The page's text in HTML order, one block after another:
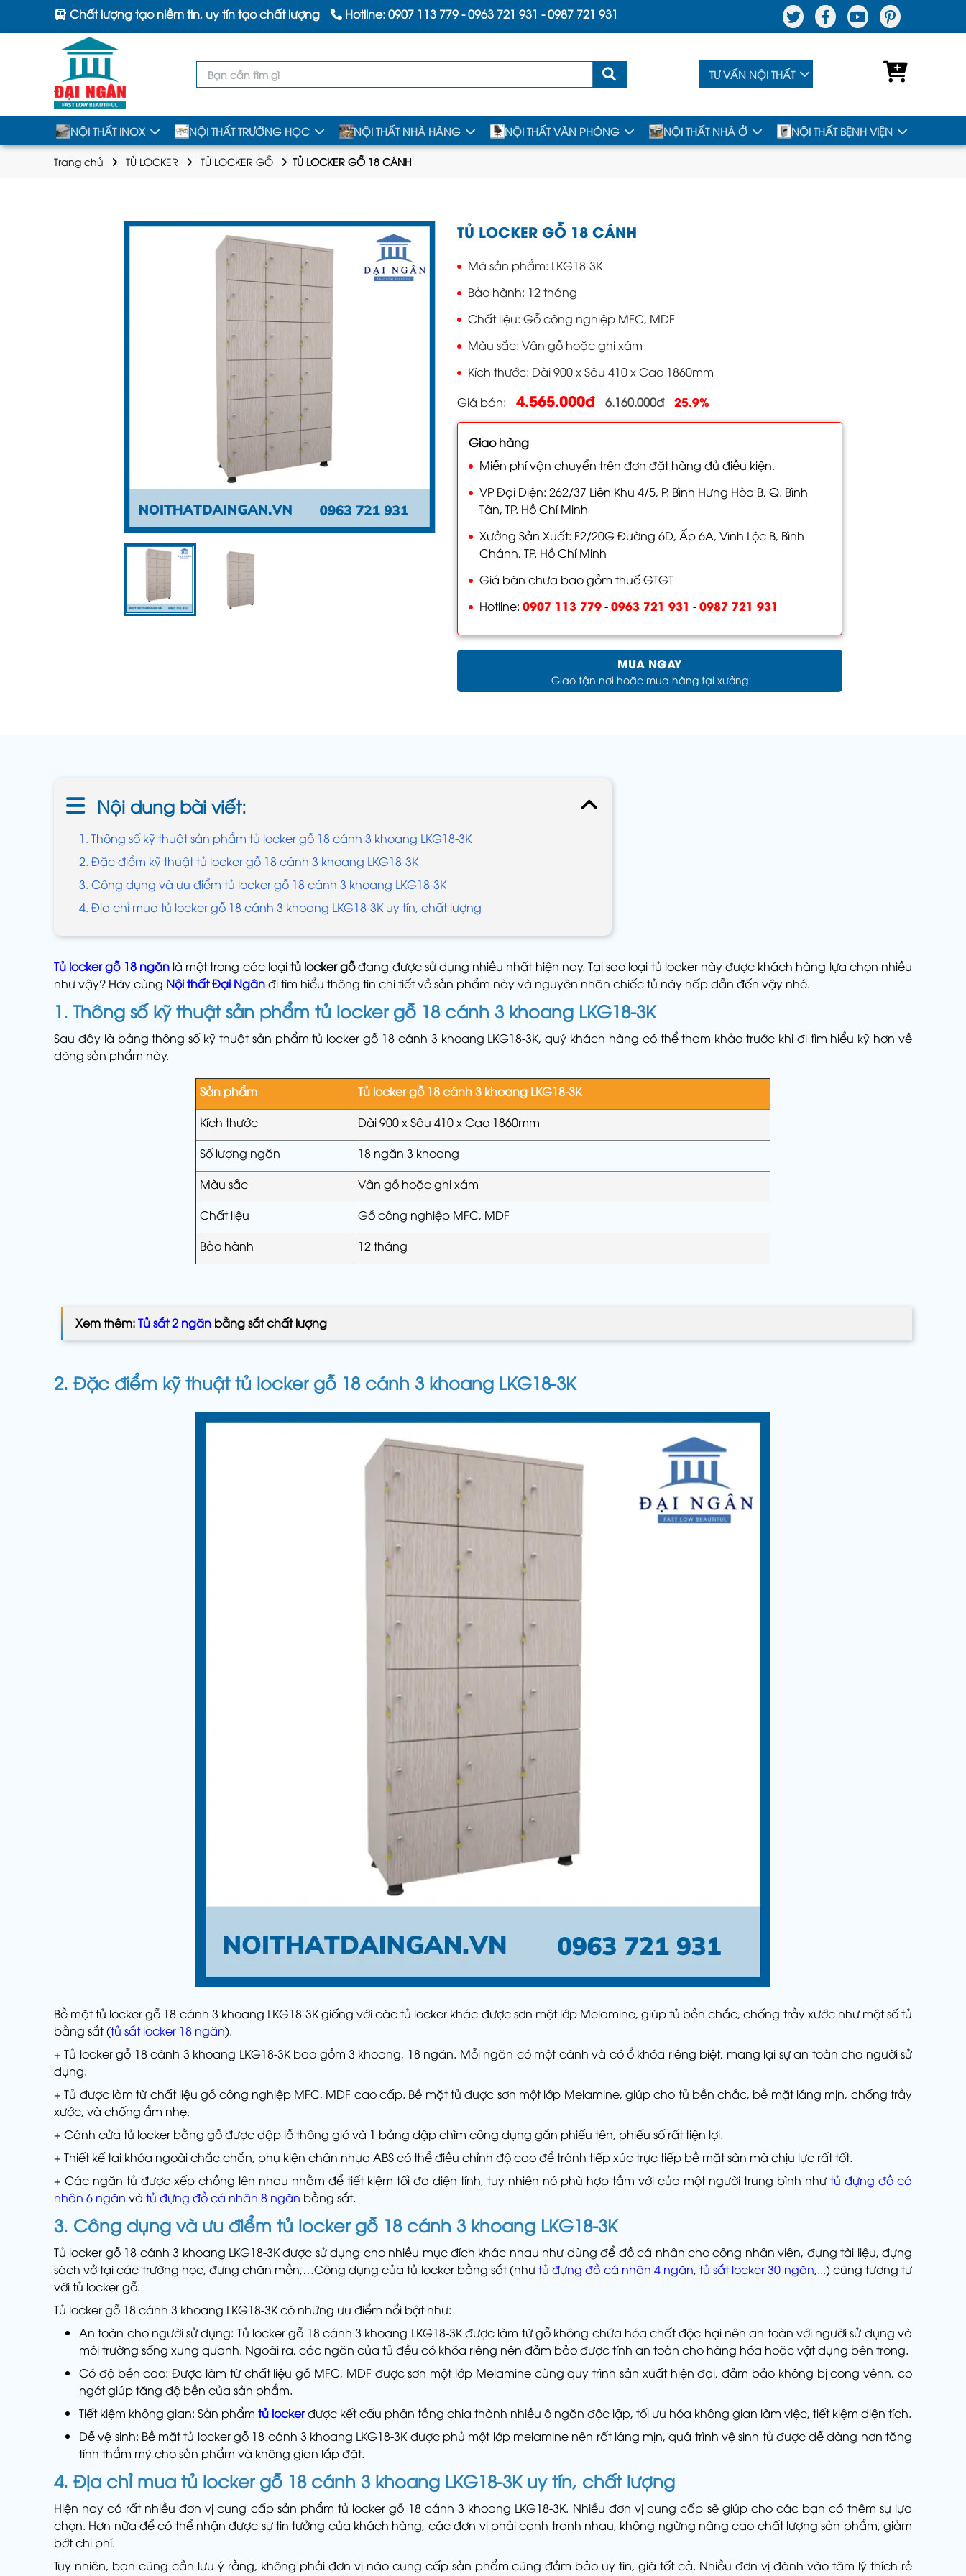
Chất lượng tạo niềm tin, uy tín tạo chất lượng Hotline:0907 113 779-0963 721 931 -0987 721 931
TƯ VẤN NỘI THẤT
NỘI THẤT INOX NỘI THẤT TRƯỜNG HỌC NỘI THẤT NHÀ HÀNG NỘI THẤT VĂN PHÒNG NỘI THẤT NHÀ Ở NỘI THẤT BỆNH VIỆN
Trang chủ TỦ LOCKER TỦ LOCKER GỖ TỦ LOCKER GỖ 18 CÁNH
TỦ LOCKER GỖ 18 CÁNH
Mã sản phẩm LKG18-3K
Bảo hành 12 tháng
Chất liệu Gỗ công nghiệp MFC, MDF
Màu sắc Vân gỗ hoặc ghi xám
Kích thước Dài 900 x Sâu 410 x Cao 1860mm
Giá bán
4.565.000đ 6.160.000đ 25.9%
Giao hàng
Miễn phí vận chuyển trên đơn đặt hàng đủ điều kiện.
VP Đại Diện: 262/37 Liên Khu 4/5, P. Bình Hưng Hòa B, Q. Bình
Tân, TP. Hồ Chí Minh
Xưởng Sản Xuất: F2/20G Đường 6D, Ấp 6A, Vĩnh Lộc B, Bình
Chánh, TP. Hồ Chí Minh
Giá bán chưa bao gồm thuế GTGT
Hotline: 0907 113 779-0963 721 931 -0987 721 931
MUA NGAY
Giao tận nơi hoặc mua hàng tại xưởng
Nội dung bài viết:
1. Thông số kỹ thuật sản phẩm tủ locker gỗ 18 cánh 3 khoang LKG18-3K
2. Đặc điểm kỹ thuật tủ locker gỗ 18 cánh 3 khoang LKG18-3K
3. Công dụng và ưu điểm tủ locker gỗ 18 cánh 3 khoang LKG18-3K
4. Địa chỉ mua tủ locker gỗ 18 cánh 3 khoang LKG18-3K uy tín, chất lượng
Tủ locker gỗ 18 ngănlà một trong các loạitủ locker gỗđang được sử dụng nhiều nhất hiện nay. Tại sao loại tủ locker này được khách hàng lựa chọn nhiều
như vậy? Hãy cùng Nội thất Đại Ngânđi tìm hiểu thông tin chi tiết về sản phẩm này và nguyên nhân chiếc tủ này hấp dẫn đến vậy nhé.
1. Thông số kỹ thuật sản phẩm tủ locker gỗ 18 cánh 3 khoang LKG18-3K
Sau đây là bảng thông số kỹ thuật sản phẩm tủ locker gỗ 18 cánh 3 khoang LKG18-3K, quý khách hàng có thể tham khảo trước khi đi tìm hiểu kỹ hơn về
dòng sản phẩm này.
Sản phẩm
Tủ locker gỗ 18 cánh 3 khoang LKG18-3K
Kích thước
Dài 900 x Sâu 410 x Cao 1860mm
Số lượng ngăn
18 ngăn 3 khoang
Màu sắc
Vân gỗ hoặc ghi xám
Chất liệu
Gỗ công nghiệp MFC, MDF
Bảo hành
12 tháng
Xem thêm:Tủ sắt 2 ngăn bằng sắt chất lượng
2. Đặc điểm kỹ thuật tủ locker gỗ 18 cánh 3 khoang LKG18-3K
Bề mặt tủ locker gỗ 18 cánh 3 khoang LKG18-3K giống với các tủ locker khác được sơn một lớp Melamine, giúp tủ bền chắc, chống trầy xước như một số tủ
bằng sắt (tủ sắt locker 18 ngăn).
+ Tủ locker gỗ 18 cánh 3 khoang LKG18-3K bao gồm 3 khoang, 18 ngăn. Mỗi ngăn có một cánh và có ổ khóa riêng biệt, mang lại sự an toàn cho người sử
dụng.
+ Tủ được làm từ chất liệu gỗ công nghiệp MFC, MDF cao cấp. Bề mặt tủ được sơn một lớp Melamine, giúp cho tủ bền chắc, bề mặt láng mịn, chống trầy
xước, và chống ẩm nhẹ.
+ Cánh cửa tủ locker bằng gỗ được dập lỗ thông gió và 1 bảng dập chìm công dụng gắn phiếu tên, phiếu số rất tiện lợi.
+ Thiết kế tai khóa ngoài chắc chắn, phụ kiện chân nhựa ABS có thể điều chỉnh độ cao để tránh tiếp xúc trực tiếp bề mặt sàn mà chịu lực rất tốt.
+ Các ngăn tủ được xếp chồng lên nhau nhằm để tiết kiệm tối đa diện tính, tuy nhiên nó phù hợp tầm với của một người trung bình như tủ đựng đồ cá
nhân 6 ngăn và tủ đựng đồ cá nhân 8 ngăn bằng sắt.
3. Công dụng và ưu điểm tủ locker gỗ 18 cánh 3 khoang LKG18-3K
Tủ locker gỗ 18 cánh 3 khoang LKG18-3K được sử dụng cho nhiều mục đích khác nhau như dùng để đồ cá nhân cho công nhân viên, đựng tài liệu, đựng
sách vở tại các trường học, đựng chăn mền,…Công dụng của tủ locker bằng sắt (nhưtủ đựng đồ cá nhân 4 ngăn,tủ sắt locker 30 ngăn,...) cũng tương tư
với tủ locker gỗ.
Tủ locker gỗ 18 cánh 3 khoang LKG18-3K có những ưu điểm nổi bật như:
An toàn cho người sử dụng: Tủ locker gỗ 18 cánh 3 khoang LKG18-3K được làm từ gỗ không chứa hóa chất độc hại nên an toàn với người sử dụng và
môi trường sống xung quanh. Ngoài ra, các ngăn của tủ đều có khóa riêng nên đảm bảo được tính an toàn cho hàng hóa hoặc vật dụng bên trong.
Có độ bền cao: Được làm từ chất liệu gỗ MFC, MDF được sơn một lớp Melamine cùng quy trình sản xuất hiện đại, đảm bảo không bị cong vênh, co
ngót giúp tăng độ bền của sản phẩm.
Tiết kiệm không gian: Sản phẩm tủ lockerđược kết cấu phân tầng chia thành nhiều ô ngăn độc lập, tối ưu hóa không gian làm việc, tiết kiệm diện tích.
Dễ vệ sinh: Bề mặt tủ locker gỗ 18 cánh 3 khoang LKG18-3K được phủ một lớp melamine nên rất láng mịn, quá trình vệ sinh tủ được dễ dàng hơn tăng
tính thẩm mỹ cho sản phẩm và không gian lắp đặt.
4. Địa chỉ mua tủ locker gỗ 18 cánh 3 khoang LKG18-3K uy tín, chất lượng
Hiện nay có rất nhiều đơn vị cung cấp sản phẩm tủ locker gỗ 18 cánh 3 khoang LKG18-3K. Nhiều đơn vị cung cấp sẽ giúp cho các bạn có thêm sự lựa
chọn. Hơn nữa để có thể nhận được sự tin tưởng của khách hàng, các đơn vị phải cạnh tranh nhau, không ngừng nâng cao chất lượng sản phẩm, giảm
bớt chi phí.
Tuy nhiên, bạn cũng cần lưu ý rằng, không phải đơn vị nào cung cấp sản phẩm cũng đảm bảo uy tín, giá tốt cả. Nhiều đơn vị đánh vào tâm lý thích rẻ